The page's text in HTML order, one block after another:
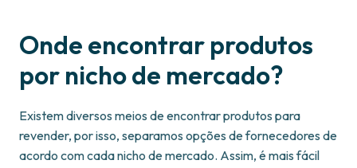
Onde encontrar produtos
por nicho de mercado?
Existem diversos meios de encontrar produtos para
revender, por isso, separamos opções de fornecedores de
acordo com cada nicho de mercado. Assim, é mais fácil